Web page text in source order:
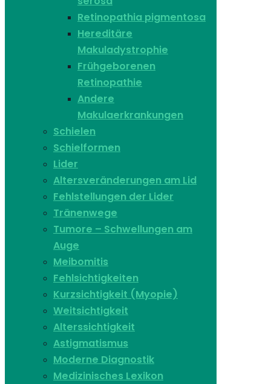
Retinopathia pigmentosa
Hereditäre
Makuladystrophie
Frühgeborenen
Retinopathie
Andere
Makulaerkrankungen
Schielen
Schielformen
Lider
Altersveränderungen am Lid
Fehlstellungen der Lider
Tränenwege
Tumore – Schwellungen am
Auge
Meibomitis
Fehlsichtigkeiten
Kurzsichtigkeit (Myopie)
Weitsichtigkeit
Alterssichtigkeit
Astigmatismus
Moderne Diagnostik
Medizinisches Lexikon